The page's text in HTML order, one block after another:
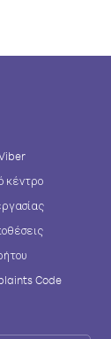
κέντρο
Code